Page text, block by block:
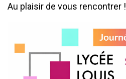
Au plaisir de vous rencontrer !